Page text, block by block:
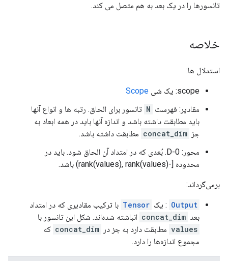
تانسورها را در یک بعد به هم متصل می کند.
خلاصه
استدلال ها:
scope: یک شی
Scope
مقادیر: فهرست N تانسور برای الحاق. رتبه ها و انواع آنها
باید مطابقت داشته باشد و اندازه آنها باید در همه ابعاد به
جز concat_dim مطابقت داشته باشد.
محور: 0-D. بُعدی که در امتداد آن الحاق شود. باید در
محدوده [-rank(values), rank(values)) باشد.
برمی‌گرداند:
Output : یک Tensor با ترکیب مقادیری که در امتداد
بعد concat_dim انباشته شده‌اند. شکل این تانسور با
values مطابقت دارد به جز در concat_dim که
مجموع اندازه‌ها را دارد.